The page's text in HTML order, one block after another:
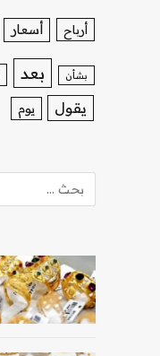
أرباح أسعار
بشأن بعد
يقول يوم